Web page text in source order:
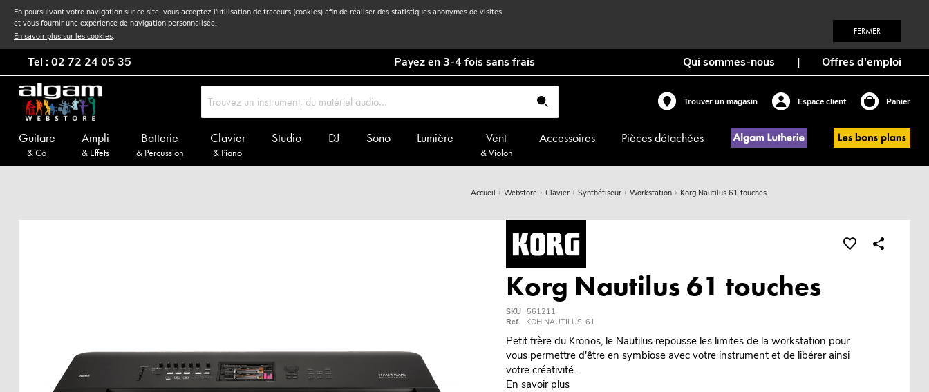
En poursuivant votre navigation sur ce site, vous acceptez l'utilisation de traceurs (cookies) afin de réaliser des statistiques anonymes de visites
et vous fournir une expérience de navigation personnalisée.
En savoir plus sur les cookies. FERMER
Tel : 02 72 24 05 35 Payez en 3-4 fois sans frais Qui sommes-nous | Offres d'emploi
Trouver un magasin Espace client Panier
Guitare
& Co
Ampli
& Effets
Batterie
& Percussion
Clavier
& Piano
Studio DJ Sono Lumière Vent
& Violon
Accessoires Pièces détachées
Accueil Webstore Clavier Synthétiseur Workstation Korg Nautilus 61 touches
Korg Nautilus 61 touches
SKU 561211
Ref.
KOH NAUTILUS-61
Petit frère du Kronos, le Nautilus repousse les limites de la workstation pour
vous permettre d'être en symbiose avec votre instrument et de libérer ainsi
votre créativité.
En savoir plus